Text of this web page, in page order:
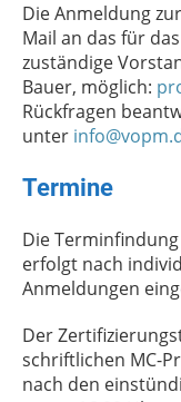
Die Anmeldung
Mail an das für
zuständige
Bauer, möglich:
Rückfragen
unter
Termine
Die
erfolgt nach
Anmeldungen
Der
schriftlichen MC-
nach den